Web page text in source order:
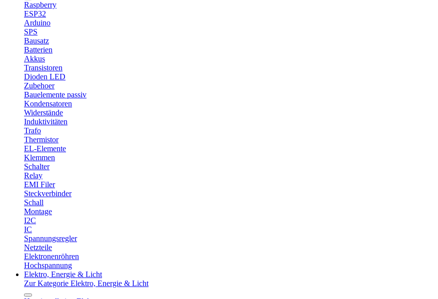
Raspberry
ESP32
Arduino
SPS
Bausatz
Batterien
Akkus
Transistoren
Dioden LED
Zubehoer
Bauelemente passiv
Kondensatoren
Widerstände
Induktivitäten
Trafo
Thermistor
EL-Elemente
Klemmen
Schalter
Relay
EMI Filer
Steckverbinder
Schall
Montage
I2C
IC
Spannungsregler
Netzteile
Elektronenröhren
Hochspannung
Elektro, Energie & Licht
Zur Kategorie Elektro, Energie & Licht